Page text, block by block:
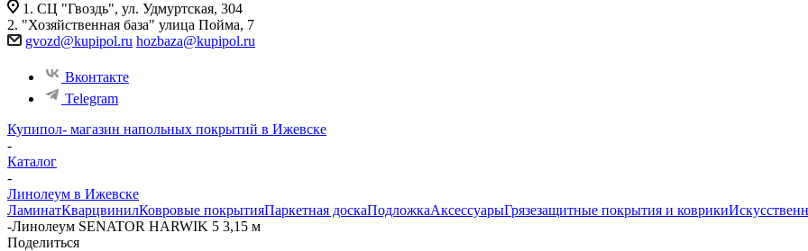
1. СЦ "Гвоздь", ул. Удмуртская, 304
2. "Хозяйственная база" улица Пойма, 7
gvozd@kupipol.ru hozbaza@kupipol.ru
Вконтакте
Telegram
Купипол- магазин напольных покрытий в Ижевске
-
Каталог
-
Линолеум в Ижевске
ЛаминатКварцвинилКовровые покрытияПаркетная доскаПодложкаАксессуарыГрязезащитные покрытия и коврики
-Линолеум SENATOR HARWIK 5 3,15 м
Поделиться